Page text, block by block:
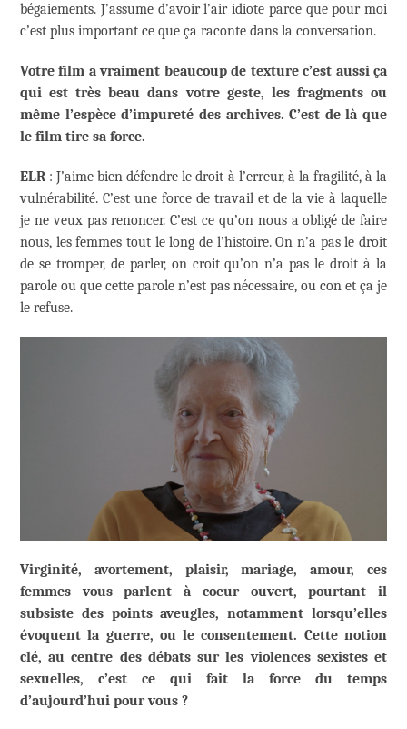
bégaiements. J’assume d’avoir l’air idiote parce que pour moi
c’est plus important ce que ça raconte dans la conversation.
Votre film a vraiment beaucoup de texture c’est aussi ça
qui est très beau dans votre geste, les fragments ou
même l’espèce d’impureté des archives. C’est de là que
le film tire sa force.
ELR : J’aime bien défendre le droit à l’erreur, à la fragilité, à la
vulnérabilité. C’est une force de travail et de la vie à laquelle
je ne veux pas renoncer. C’est ce qu’on nous a obligé de faire
nous, les femmes tout le long de l’histoire. On n’a pas le droit
de se tromper, de parler, on croit qu’on n’a pas le droit à la
parole ou que cette parole n’est pas nécessaire, ou con et ça je
le refuse.
Virginité, avortement, plaisir, mariage, amour, ces
femmes vous parlent à coeur ouvert, pourtant il
subsiste des points aveugles, notamment lorsqu’elles
évoquent la guerre, ou le consentement. Cette notion
clé, au centre des débats sur les violences sexistes et
sexuelles, c’est ce qui fait la force du temps
d’aujourd’hui pour vous ?